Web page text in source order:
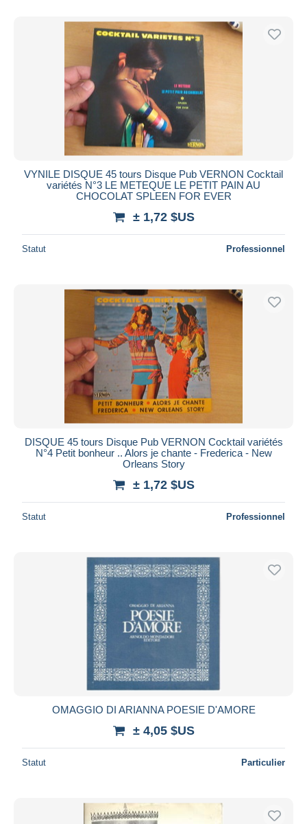
VYNILE DISQUE 45 tours Disque Pub VERNON Cocktail
variétés N°3 LE METEQUE LE PETIT PAIN AU
CHOCOLAT SPLEEN FOR EVER
± 1,72 $US
Statut Professionnel
DISQUE 45 tours Disque Pub VERNON Cocktail variétés
N°4 Petit bonheur .. Alors je chante - Frederica - New
Orleans Story
± 1,72 $US
Statut Professionnel
OMAGGIO DI ARIANNA POESIE D'AMORE
± 4,05 $US
Statut Particulier